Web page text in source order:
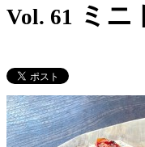
Vol. 61 ミニ